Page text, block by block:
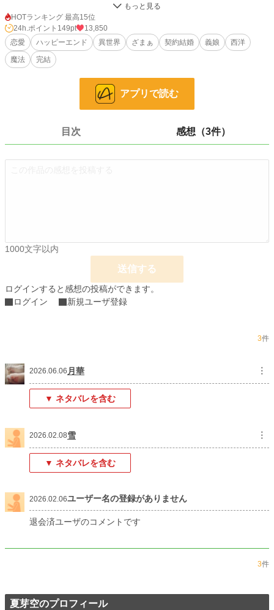
低な家族の元を離れることができた。
しかも、条件は最高。公の場で妻を演じる以外は自由に過ごしていい上に、さら
には給料までも出してくてれるという。
夢のような生活を手に入れた――と、思ったのもつかの間。
いきなり事件が発生してしまう。
結婚したその翌日に、双子の姉が令嬢教育の教育係をやめさせてしまった。
しかもジオルトは仕事で出かけていて、帰ってくるのはなんと一週間後だ。
腹をくくったエレナは、おもいきった行動を起こす。
らに癖の強いジオルトとの距離が縮まっていくのだった――。
24h.ポイント 149 pt
更新日時 2026.02.05 18:12
月間ポイント
年間ポイント 254,289 pt (2,393 位)
HOTランキング 最高15位
24h.ポイント 149pt
13,850
恋愛
ハッピーエンド 異世界 ざまぁ 契約結婚 義娘
西洋
魔法
完結
アプリで読む
目次 感想（3件）
1000文字以内
送信する
ログインすると感想の投稿ができます。
ログイン
新規ユーザ登録
3件
2026.06.06 月華 ︙
▼ ネタバレを含む
2026.02.08雪 ︙
▼ ネタバレを含む
2026.02.06ユーザー名の登録がありません
退会済ユーザのコメントです
3件
夏芽空のプロフィール